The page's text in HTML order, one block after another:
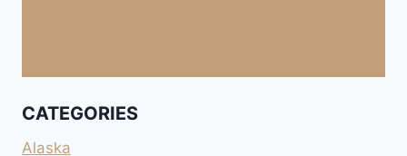
CATEGORIES
Alaska